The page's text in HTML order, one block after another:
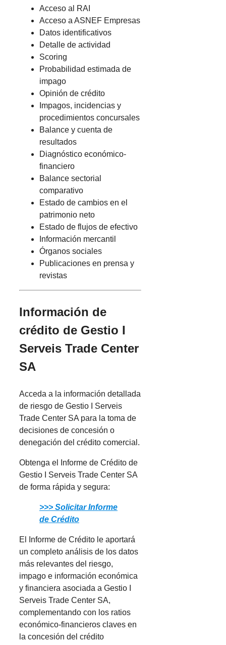
Acceso al RAI
Acceso a ASNEF Empresas
Datos identificativos
Detalle de actividad
Scoring
Probabilidad estimada de
impago
Opinión de crédito
Impagos, incidencias y
procedimientos concursales
Balance y cuenta de
resultados
Diagnóstico económico-
financiero
Balance sectorial
comparativo
Estado de cambios en el
patrimonio neto
Estado de flujos de efectivo
Información mercantil
Órganos sociales
Publicaciones en prensa y
revistas
Información de
crédito de Gestio I
Serveis Trade Center
SA
Acceda a la información detallada
de riesgo de Gestio I Serveis
Trade Center SA para la toma de
decisiones de concesión o
denegación del crédito comercial.
Obtenga el Informe de Crédito de
Gestio I Serveis Trade Center SA
de forma rápida y segura:
>>> Solicitar Informe
de Crédito
El Informe de Crédito le aportará
un completo análisis de los datos
más relevantes del riesgo,
impago e información económica
y financiera asociada a Gestio I
Serveis Trade Center SA,
complementando con los ratios
económico-financieros claves en
la concesión del crédito